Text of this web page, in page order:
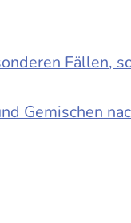
Fällen,
Gemischen